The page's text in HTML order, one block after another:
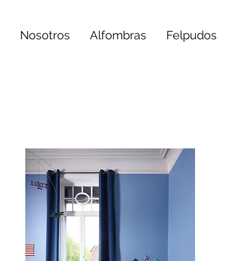
Nosotros Alfombras Felpudos